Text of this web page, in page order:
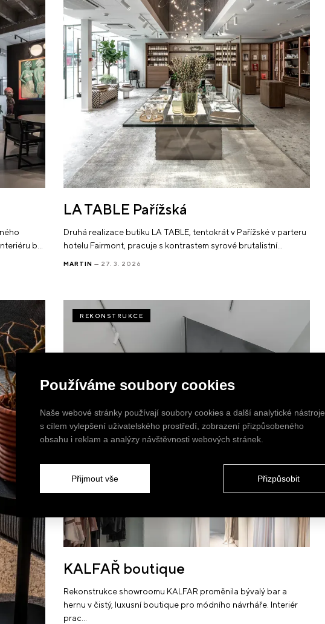
Používáme soubory cookies
Naše webové stránky používají soubory cookies a další analytické nástroje
s cílem vylepšení uživatelského prostředí, zobrazení přizpůsobeného
obsahu i reklam a analýzy návštěvnosti webových stránek.
Přijmout vše Přizpůsobit
b…
LA TABLE Pařížská
Druhá realizace butiku LA TABLE, tentokrát v Pařížské v parteru
hotelu Fairmont, pracuje s kontrastem syrové brutalistní…
MARTIN — 27. 3. 2026
REKONSTRUKCE
KALFAŘ boutique
Rekonstrukce showroomu KALFAR proměnila bývalý bar a
hernu v čistý, luxusní boutique pro módního návrháře. Interiér
prac…